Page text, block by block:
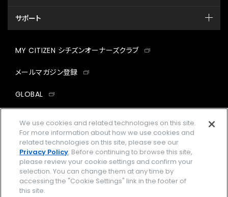
サポート
MY CITIZEN シチズンオーナーズクラブ
メールマガジン登録
GLOBAL
facebookinstagramtwitter
企業情報 ご利用規約
プライバシーポリシー Cookies Settings
We use cookies and related technologies on this site.
For more information about how we use cookies and
related technologies on this site, please see our
Privacy Policy. Before continuing to browse this site,
please review your cookie settings and confirm your
selection. You can change them at any time by
accessing the "Cookie Settings" link in the footer of
this site.